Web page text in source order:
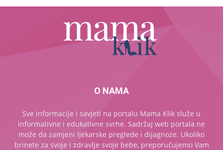
O NAMA
Sve informacije i savjeti na portalu Mama Klik služe u
informativne i edukativne svrhe. Sadržaj web portala ne
može da zamjeni ljekarske preglede i dijagnoze. Ukoliko
brinete za svoje i zdravlje svoje bebe, preporučujemo Vam